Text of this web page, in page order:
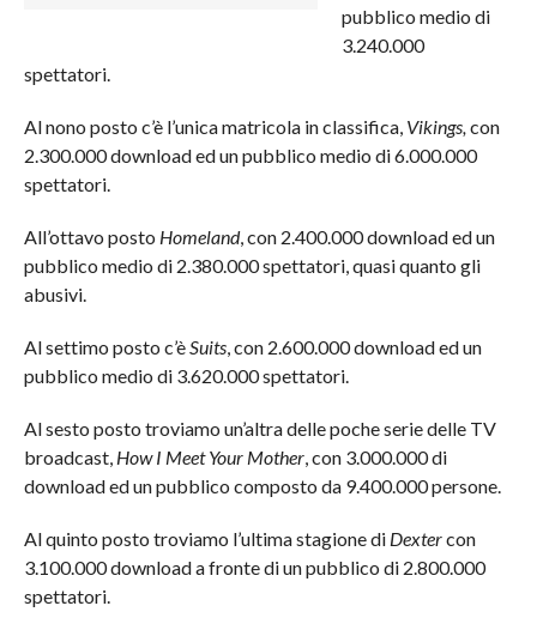
pubblico medio di
3.240.000
spettatori.
Al nono posto c’è l’unica matricola in classifica, Vikings,con
2.300.000 download ed un pubblico medio di 6.000.000
spettatori.
All’ottavo posto Homeland, con 2.400.000 download ed un
pubblico medio di 2.380.000 spettatori, quasi quanto gli
abusivi.
Al settimo posto c’èSuits, con 2.600.000 download ed un
pubblico medio di 3.620.000 spettatori.
Al sesto posto troviamo un’altra delle poche serie delle TV
broadcast, How I Meet Your Mother, con 3.000.000 di
download ed un pubblico composto da 9.400.000 persone.
Al quinto posto troviamo l’ultima stagione di Dextercon
3.100.000 download a fronte di un pubblico di 2.800.000
spettatori.